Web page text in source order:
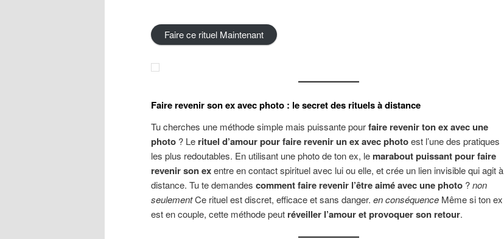
Faire ce rituel Maintenant
Faire revenir son ex avec photo : le secret des rituels à distance
Tu cherches une méthode simple mais puissante pourfaire revenir ton ex avec une
photo ? Le rituel d’amour pour faire revenir un ex avec photoest l’une des pratiques
les plus redoutables. En utilisant une photo de ton ex, le marabout puissant pour faire
revenir son exentre en contact spirituel avec lui ou elle, et crée un lien invisible qui agit à
distance. Tu te demandes comment faire revenir l’être aimé avec une photo ?non
seulementCe rituel est discret, efficace et sans danger. en conséquence Même si ton ex
est en couple, cette méthode peut réveiller l’amour et provoquer son retour.